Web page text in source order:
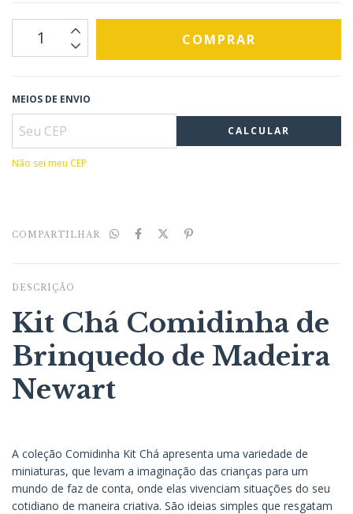
MEIOS DE ENVIO
CALCULAR
Não sei meu CEP
COMPARTILHAR
DESCRIÇÃO
Kit Chá Comidinha de
Brinquedo de Madeira
Newart
A coleção Comidinha Kit Chá apresenta uma variedade de
miniaturas, que levam a imaginação das crianças para um
mundo de faz de conta, onde elas vivenciam situações do seu
cotidiano de maneira criativa. São ideias simples que resgatam